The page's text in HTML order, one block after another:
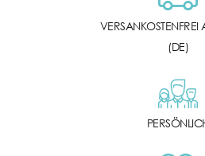
VERSANKOSTENFREI
(DE)